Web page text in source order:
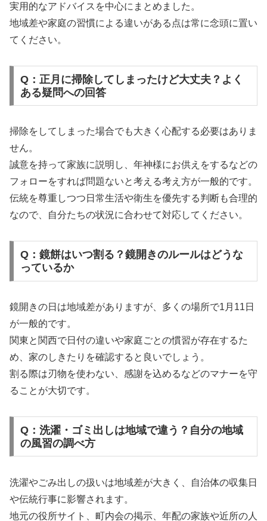
実用的なアドバイスを中心にまとめました。
地域差や家庭の習慣による違いがある点は常に念頭に置い
てください。
Q：正月に掃除してしまったけど大丈夫？よく
ある疑問への回答
掃除をしてしまった場合でも大きく心配する必要はありま
せん。
誠意を持って家族に説明し、年神様にお供えをするなどの
フォローをすれば問題ないと考える考え方が一般的です。
伝統を尊重しつつ日常生活や衛生を優先する判断も合理的
なので、自分たちの状況に合わせて対応してください。
Q：鏡餅はいつ割る？鏡開きのルールはどうな
っているか
鏡開きの日は地域差がありますが、多くの場所で1月11日
が一般的です。
関東と関西で日付の違いや家庭ごとの慣習が存在するた
め、家のしきたりを確認すると良いでしょう。
割る際は刃物を使わない、感謝を込めるなどのマナーを守
ることが大切です。
Q：洗濯・ゴミ出しは地域で違う？自分の地域
の風習の調べ方
洗濯やごみ出しの扱いは地域差が大きく、自治体の収集日
や伝統行事に影響されます。
地元の役所サイト、町内会の掲示、年配の家族や近所の人